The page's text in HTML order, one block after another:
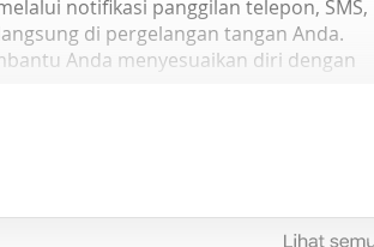
notifikasi panggilan telepon, SMS,
di pergelangan tangan Anda.
Anda menyesuaikan diri dengan
energi tubuh, women's health dan
tahan hingga 5 hari, Lily membantu
hari demi hari.